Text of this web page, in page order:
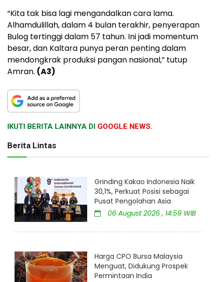
“Kita tak bisa lagi mengandalkan cara lama.
Alhamdulillah, dalam 4 bulan terakhir, penyerapan
Bulog tertinggi dalam 57 tahun. Ini jadi momentum
besar, dan Kaltara punya peran penting dalam
mendongkrak produksi pangan nasional,” tutup
Amran. (A3)
IKUTI BERITA LAINNYA DI GOOGLE NEWS.
Berita Lintas
Grinding Kakao Indonesia Naik
30,1%, Perkuat Posisi sebagai
Pusat Pengolahan Asia
06 August 2026 , 14:59 WIB
Harga CPO Bursa Malaysia
Menguat, Didukung Prospek
Permintaan India